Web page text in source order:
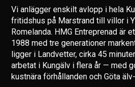
Vi anlägger enskilt avlopp i hela
fritidshus på Marstrand till villor i
Romelanda. HMG Entreprenad är
1988 med tre generationer
ligger i Landvetter, cirka 45
arbetat i Kungälv i flera år — med
kustnära förhållanden och Göta